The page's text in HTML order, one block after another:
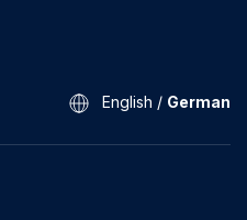
English / German